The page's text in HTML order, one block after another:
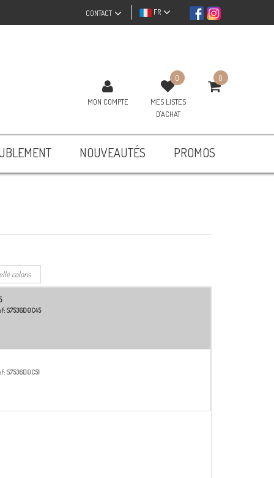
FR
CONTACT
MON COMPTE
0
MES LISTES
D'ACHAT
0
NOUVEAUTÉS PROMOS
S7536D0C45
S7536D0C51